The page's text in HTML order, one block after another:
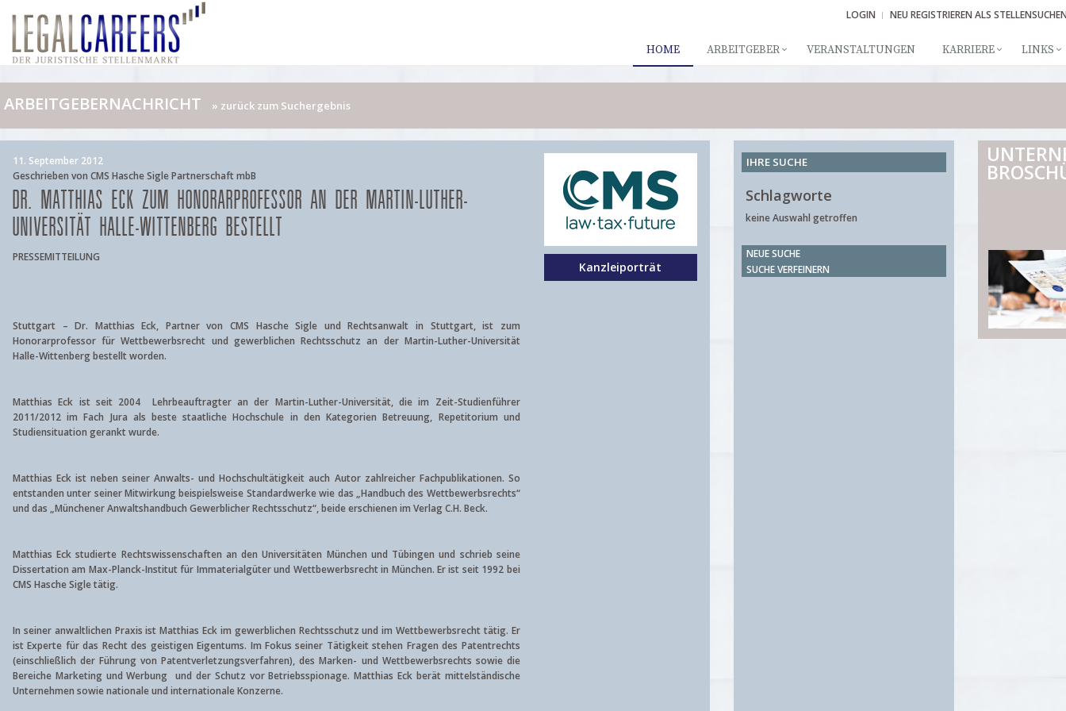
LOGIN NEU REGISTRIEREN ALS
HOME ARBEITGEBER VERANSTALTUNGEN KARRIERE LINKS
ARBEITGEBERNACHRICHT » zurück zum Suchergebnis
11. September 2012
Geschrieben von CMS Hasche Sigle Partnerschaft mbB
DR. MATTHIAS ECK ZUM HONORARPROFESSOR AN DER MARTIN-LUTHER-
UNIVERSITÄT HALLE-WITTENBERG BESTELLT
PRESSEMITTEILUNG
Stuttgart – Dr. Matthias Eck, Partner von CMS Hasche Sigle und Rechtsanwalt in Stuttgart, ist zum
Honorarprofessor für Wettbewerbsrecht und gewerblichen Rechtsschutz an der Martin-Luther-Universität
Halle-Wittenberg bestellt worden.
Matthias Eck ist seit 2004 Lehrbeauftragter an der Martin-Luther-Universität, die im Zeit-Studienführer
2011/2012 im Fach Jura als beste staatliche Hochschule in den Kategorien Betreuung, Repetitorium und
Studiensituation gerankt wurde.
Matthias Eck ist neben seiner Anwalts- und Hochschultätigkeit auch Autor zahlreicher Fachpublikationen. So
entstanden unter seiner Mitwirkung beispielsweise Standardwerke wie das „Handbuch des Wettbewerbsrechts“
und das „Münchener Anwaltshandbuch Gewerblicher Rechtsschutz“, beide erschienen im Verlag C.H. Beck.
Matthias Eck studierte Rechtswissenschaften an den Universitäten München und Tübingen und schrieb seine
Dissertation am Max-Planck-Institut für Immaterialgüter und Wettbewerbsrecht in München. Er ist seit 1992 bei
CMS Hasche Sigle tätig.
In seiner anwaltlichen Praxis ist Matthias Eck im gewerblichen Rechtsschutz und im Wettbewerbsrecht tätig. Er
ist Experte für das Recht des geistigen Eigentums. Im Fokus seiner Tätigkeit stehen Fragen des Patentrechts
(einschließlich der Führung von Patentverletzungsverfahren), des Marken- und Wettbewerbsrechts sowie die
Bereiche Marketing und Werbung und der Schutz vor Betriebsspionage. Matthias Eck berät mittelständische
Unternehmen sowie nationale und internationale Konzerne.
Kanzleiporträt
IHRE SUCHE
Schlagworte
keine Auswahl getroffen
NEUE SUCHE
SUCHE VERFEINERN